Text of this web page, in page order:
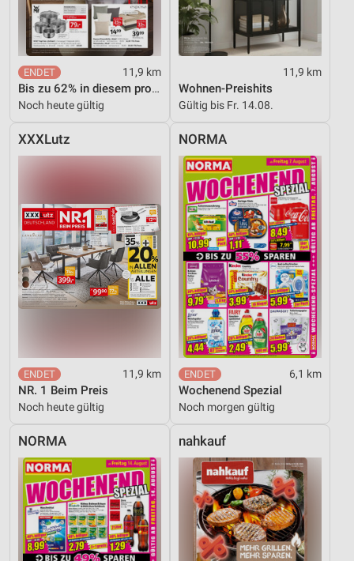
11,9 km
Bis zu 62% in diesem prospekt
Noch heute gültig
11,9 km
Wohnen-Preishits
Gültig bis Fr. 14.08.
XXXLutz
11,9 km
NR. 1 Beim Preis
Noch heute gültig
NORMA
6,1 km
Wochenend Spezial
Noch morgen gültig
NORMA nahkauf